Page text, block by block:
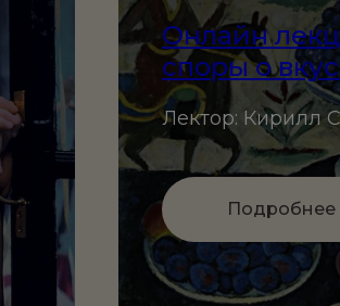
Онлайн
споры о
Лектор: Кирилл
Подробнее